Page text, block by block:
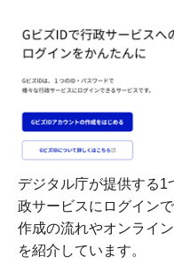
デジタル庁が提供する
政サービスにログイン
作成の流れやオンライ
を紹介しています。